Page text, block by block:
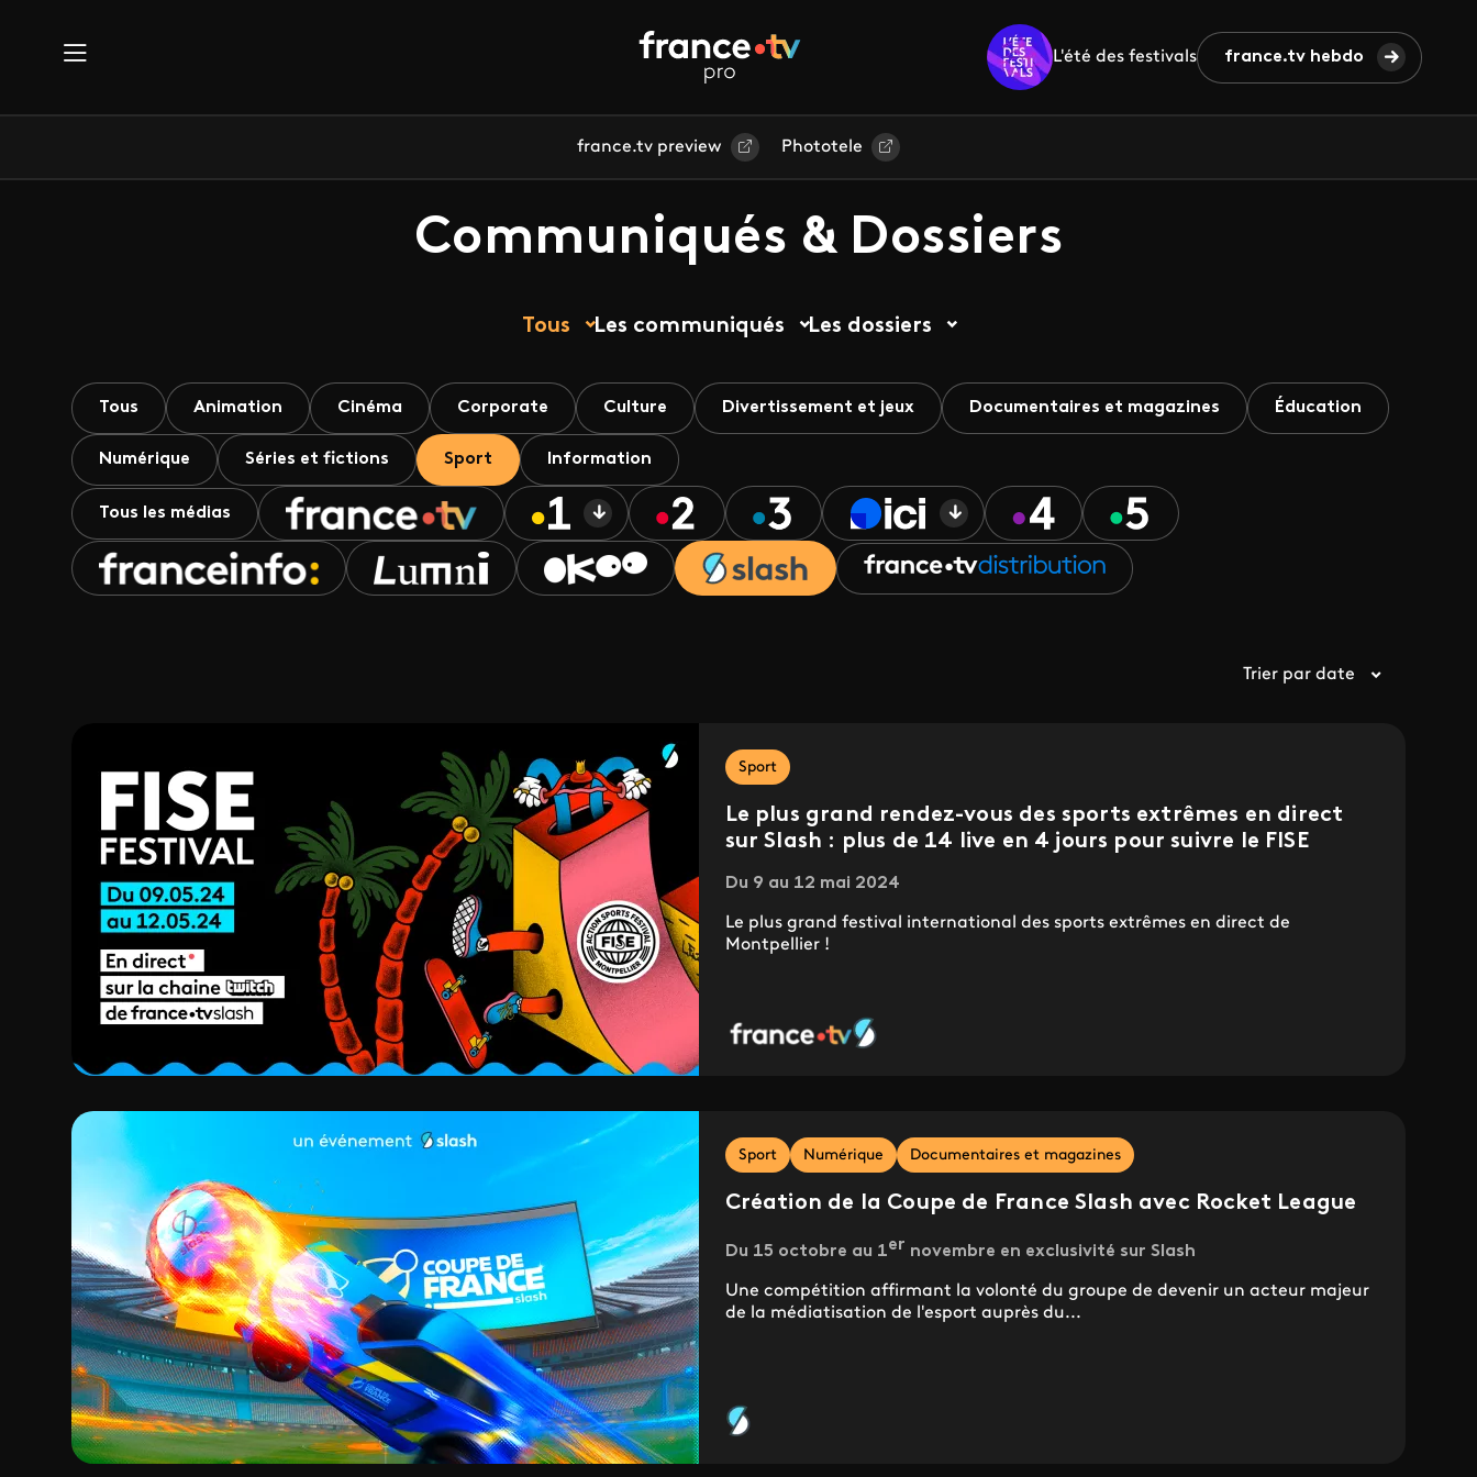
L'été des festivals france.tv hebdo
france.tv preview Phototele
Communiqués & Dossiers
Tous Les communiqués Les dossiers
Tous Animation Cinéma Corporate Culture Divertissement et jeux Documentaires et magazines Éducation
Numérique Séries et fictions Sport Information
Tous les médias
Trier par date
Sport
Le plus grand rendez-vous des sports extrêmes en direct
sur Slash : plus de 14 live en 4 jours pour suivre le FISE
Du 9 au 12 mai 2024
Le plus grand festival international des sports extrêmes en direct de
Montpellier !
Sport Numérique Documentaires et magazines
Création de la Coupe de France Slash avec Rocket League
Du 15 octobre au 1er novembre en exclusivité sur Slash
Une compétition affirmant la volonté du groupe de devenir un acteur majeur
de la médiatisation de l'esport auprès du...